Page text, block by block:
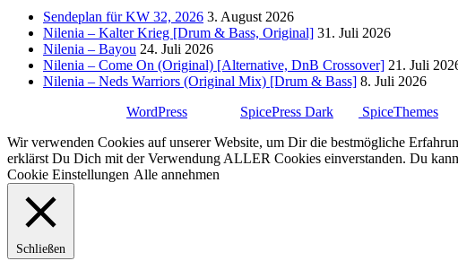
Sendeplan für KW 32, 2026 3. August 2026
Nilenia – Kalter Krieg [Drum & Bass, Original] 31. Juli 2026
Nilenia – Bayou 24. Juli 2026
Nilenia – Come On (Original) [Alternative, DnB Crossover] 21. Juli
Nilenia – Neds Warriors (Original Mix) [Drum & Bass] 8. Juli 2026
WordPress SpicePress Dark
SpiceThemes
Wir verwenden Cookies auf unserer Website, um Dir die bestmögliche
erklärst Du Dich mit der Verwendung ALLER Cookies einverstanden. Du
Cookie Einstellungen Alle annehmen
Schließen